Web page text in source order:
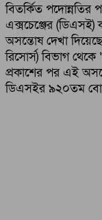
বিতর্কিত পদোন্নতির
এক্সচেঞ্জের (ডিএসই)
অসন্তোষ দেখা
রিসোর্স) বিভাগ থেকে
প্রকাশের পর এই
ডিএসইর ৯২০তম